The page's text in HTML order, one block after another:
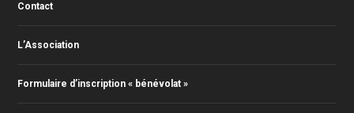
Contact
L’Association
Formulaire d’inscription « bénévolat »